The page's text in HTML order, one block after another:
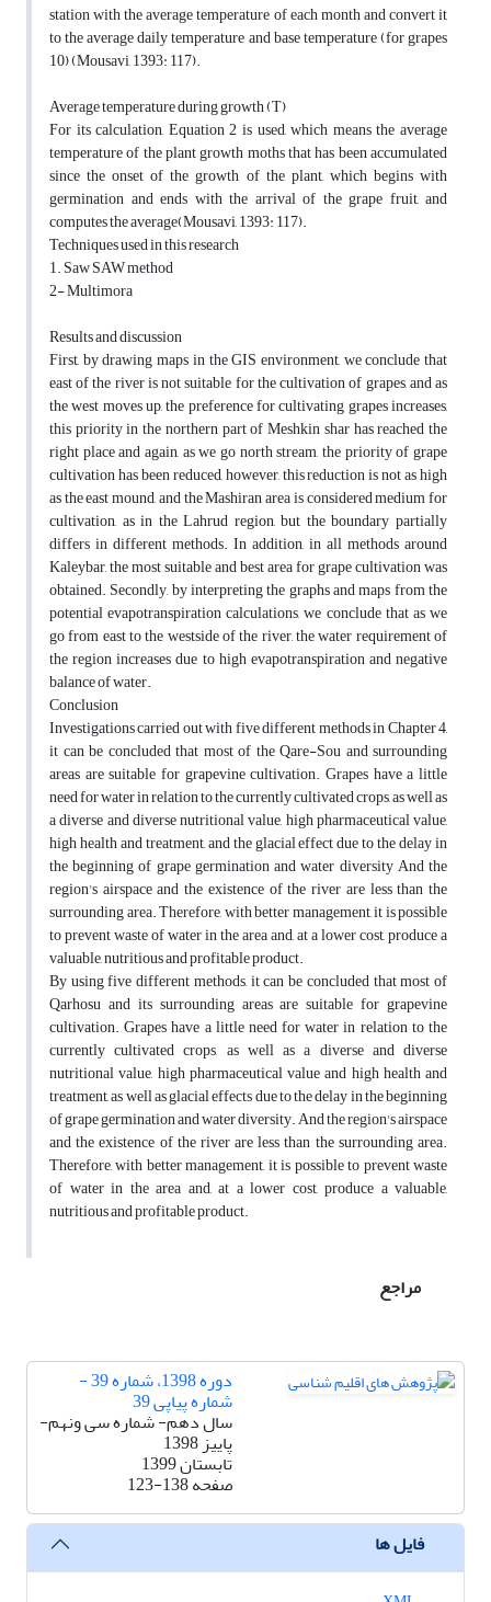
station with the average temperature of each month and convert it
to the average daily temperature and base temperature (for grapes
10) (Mousavi, 1393: 117).
Average temperature during growth (T)
For its calculation, Equation 2 is used, which means the average
temperature of the plant growth moths that has been accumulated
since the onset of the growth of the plant, which begins with
germination and ends with the arrival of the grape fruit, and
computes the average(Mousavi, 1393: 117).
Techniques used in this research
1. Saw SAW method
2- Multimora
Results and discussion
First, by drawing maps in the GIS environment, we conclude that
east of the river is not suitable for the cultivation of grapes, and as
the west moves up, the preference for cultivating grapes increases,
this priority in the northern part of Meshkin shar has reached the
right place and again, as we go north stream, the priority of grape
cultivation has been reduced, however, this reduction is not as high
as the east mound, and the Mashiran area is considered medium for
cultivation, as in the Lahrud region, but the boundary partially
differs in different methods. In addition, in all methods around
Kaleybar, the most suitable and best area for grape cultivation was
obtained. Secondly, by interpreting the graphs and maps from the
potential evapotranspiration calculations, we conclude that as we
go from east to the westside of the river, the water requirement of
the region increases due to high evapotranspiration and negative
balance of water.
Conclusion
Investigations carried out with five different methods in Chapter 4,
it can be concluded that most of the Qare-Sou and surrounding
areas are suitable for grapevine cultivation. Grapes have a little
need for water in relation to the currently cultivated crops, as well as
a diverse and diverse nutritional value, high pharmaceutical value,
high health and treatment, and the glacial effect due to the delay in
the beginning of grape germination and water diversity And the
region's airspace and the existence of the river are less than the
surrounding area. Therefore, with better management, it is possible
to prevent waste of water in the area and, at a lower cost, produce a
valuable, nutritious and profitable product.
By using five different methods, it can be concluded that most of
Qarhosu and its surrounding areas are suitable for grapevine
cultivation. Grapes have a little need for water in relation to the
currently cultivated crops, as well as a diverse and diverse
nutritional value, high pharmaceutical value and high health and
treatment, as well as glacial effects due to the delay in the beginning
of grape germination and water diversity. And the region's airspace
and the existence of the river are less than the surrounding area.
Therefore, with better management, it is possible to prevent waste
of water in the area and, at a lower cost, produce a valuable,
nutritious and profitable product.
مراجع
دوره 1398، شماره 39 -
شماره پیاپی 39
سال دهم- شماره سی ونهم-
پاییز 1398
تابستان 1399
صفحه123-138
فایل ها